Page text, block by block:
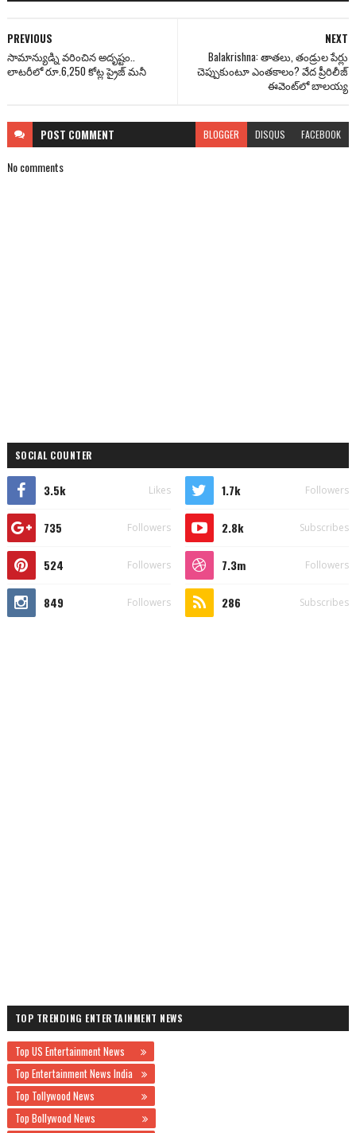
NEXT
Balakrishna: తాతలు, తండ్రుల పేర్లు
చెప్పుకుంటూ ఎంతకాలం? వేద ప్రీరిలీజ్
ఈవెంట్‌లో బాలయ్య
PREVIOUS
సామాన్యుడ్ని వరించిన అదృష్టం..
లాటరీలో రూ.6,250 కోట్ల ప్రైజ్ మనీ
POST COMMENT BLOGGER DISQUS FACEBOOK
No comments
SOCIAL COUNTER
3.5k Likes 1.7k Followers
735 Followers 2.8k Subscribes
524 Followers 7.3m Followers
849 Followers 286 Subscribes
TOP TRENDING ENTERTAINMENT NEWS
Top US Entertainment News
Top Entertainment News India
Top Tollywood News
Top Bollywood News